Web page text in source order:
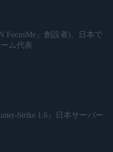
FocusMe』創設者)、日本で
ム代表
Strike 1.6』日本サーバー